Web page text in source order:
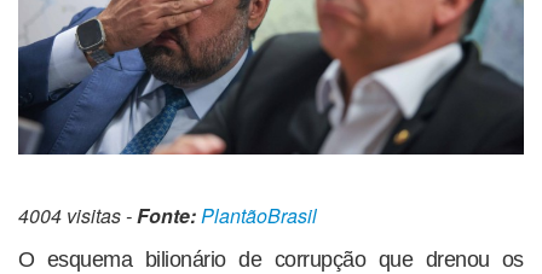
4004 visitas -Fonte:PlantãoBrasil
O esquema bilionário de corrupção que drenou os